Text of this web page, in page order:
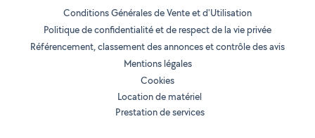
Conditions Générales de Vente et d'Utilisation
Politique de confidentialité et de respect de la vie privée
Référencement, classement des annonces et contrôle des avis
Mentions légales
Cookies
Location de matériel
Prestation de services